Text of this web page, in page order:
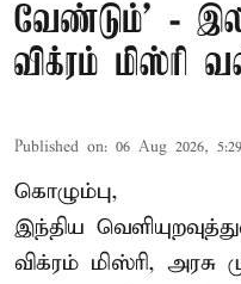
வேண்டும்' -
விக்ரம் மிஸ்ரி
Published on: 06 Aug 2026,
கொழும்பு,
இந்திய
விக்ரம் மிஸ்ரி, அரசு